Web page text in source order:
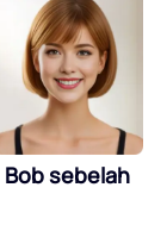
Bob sebelah